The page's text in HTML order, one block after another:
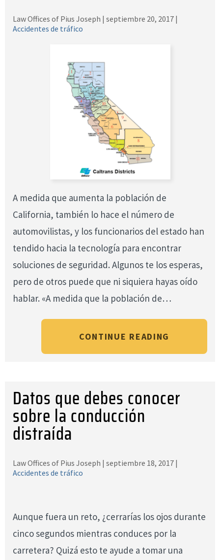
Law Offices of Pius Joseph | septiembre 20, 2017 |
Accidentes de tráfico
A medida que aumenta la población de
California, también lo hace el número de
automovilistas, y los funcionarios del estado han
tendido hacia la tecnología para encontrar
soluciones de seguridad. Algunos te los esperas,
pero de otros puede que ni siquiera hayas oído
hablar. «A medida que la población de…
CONTINUE READING
Datos que debes conocer
sobre la conducción
distraída
Law Offices of Pius Joseph | septiembre 18, 2017 |
Accidentes de tráfico
Aunque fuera un reto, ¿cerrarías los ojos durante
cinco segundos mientras conduces por la
carretera? Quizá esto te ayude a tomar una